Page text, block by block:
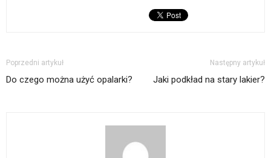
Poprzedni artykuł
Do czego można użyć opalarki?
Następny artykuł
Jaki podkład na stary lakier?